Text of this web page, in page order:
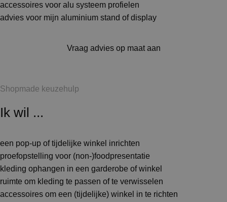
accessoires voor alu systeem profielen
advies voor mijn aluminium stand of display
Vraag advies op maat aan
Shopmade keuzehulp
Ik wil ...
een pop-up of tijdelijke winkel inrichten
proefopstelling voor (non-)foodpresentatie
kleding ophangen in een garderobe of winkel
ruimte om kleding te passen of te verwisselen
accessoires om een (tijdelijke) winkel in te richten